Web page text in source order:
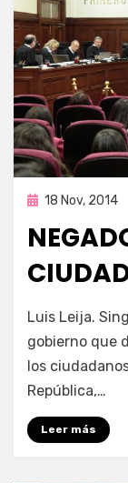
Publicada
18 Nov, 2014
por Enrique
Luis Leija.
gobierno que
los
República,…
Leer más